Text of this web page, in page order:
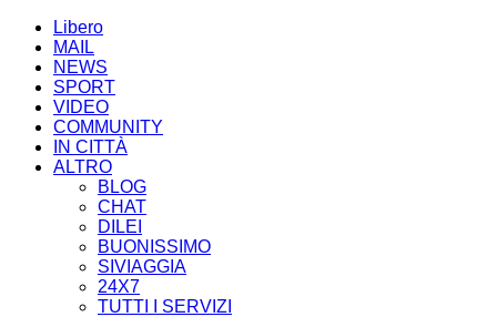
Libero
MAIL
NEWS
SPORT
VIDEO
COMMUNITY
IN CITTÀ
ALTRO
BLOG
CHAT
DILEI
BUONISSIMO
SIVIAGGIA
24X7
TUTTI I SERVIZI